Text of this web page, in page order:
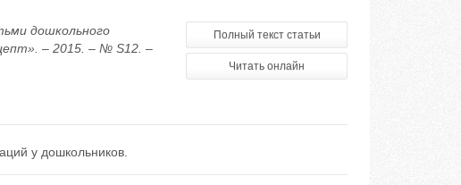
дошкольного
– 2015. – № S12. –
Полный текст статьи
Читать онлайн
у дошкольников.